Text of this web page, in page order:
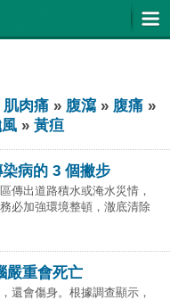
肌肉痛 » 腹瀉 » 腹痛 »
» 黃疸
病的 3 個撇步
傳出道路積水或淹水災情，
必加強環境整頓，澈底清除
嚴重會死亡
還會傷身。根據調查顯示，